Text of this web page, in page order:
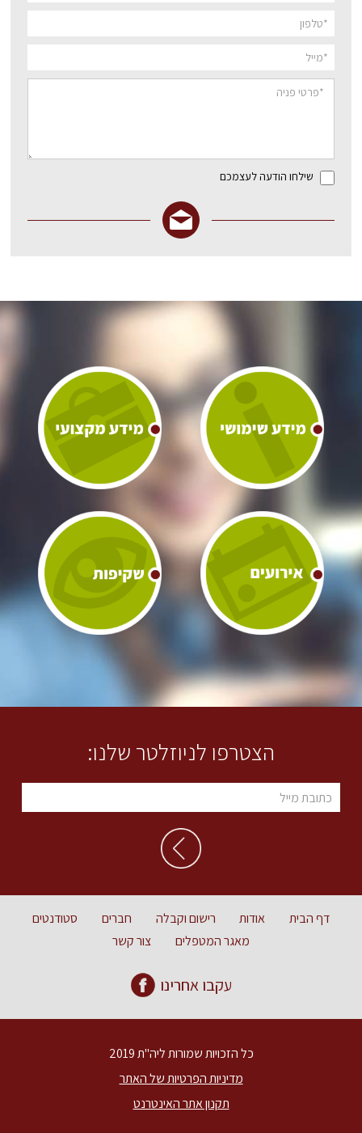
שילחו הודעה לעצמכם
הצטרפו לניוזלטר שלנו:
דף הבית אודות רישום וקבלה חברים
סטודנטים
מאגר המטפלים
צור קשר
עקבו אחרינו
כל הזכויות שמורות ליה"ת 2019
מדיניות הפרטיות של האתר
תקנון אתר האינטרנט